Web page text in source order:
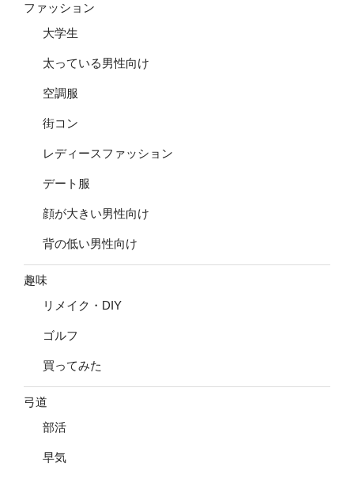
ファッション
大学生
太っている男性向け
空調服
街コン
レディースファッション
デート服
顔が大きい男性向け
背の低い男性向け
趣味
リメイク・DIY
ゴルフ
買ってみた
弓道
部活
早気